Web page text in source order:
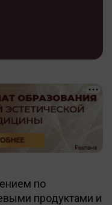
по
продуктами и